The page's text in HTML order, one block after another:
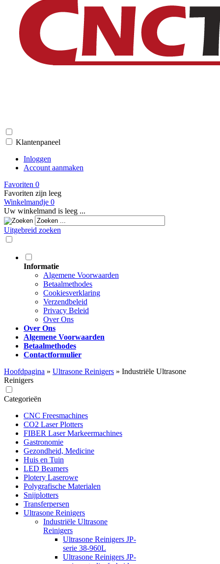
Klantenpaneel
Inloggen
Account aanmaken
Favoriten 0
Favoriten zijn leeg
Winkelmandje 0
Uw winkelmand is leeg ...
Uitgebreid zoeken
Informatie
Algemene Voorwaarden
Betaalmethodes
Cookiesverklaring
Verzendbeleid
Privacy Beleid
Over Ons
Over Ons
Algemene Voorwaarden
Betaalmethodes
Contactformulier
Hoofdpagina » Ultrasone Reinigers » Industriële Ultrasone
Reinigers
Categorieën
CNC Freesmachines
CO2 Laser Plotters
FIBER Laser Markeermachines
Gastronomie
Gezondheid, Medicine
Huis en Tuin
LED Beamers
Plotery Laserowe
Polygrafische Materialen
Snijplotters
Transferpersen
Ultrasone Reinigers
Industriële Ultrasone
Reinigers
Ultrasone Reinigers JP-
serie 38-960L
Ultrasone Reinigers JP-